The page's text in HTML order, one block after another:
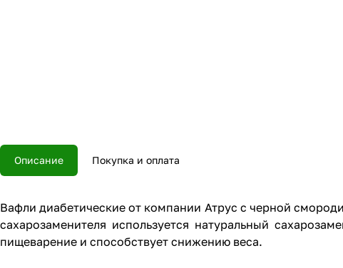
Описание Покупка и оплата
Вафли диабетические от компании Атрус с черной
сахарозаменителя используется натуральный
пищеварение и способствует снижению веса.